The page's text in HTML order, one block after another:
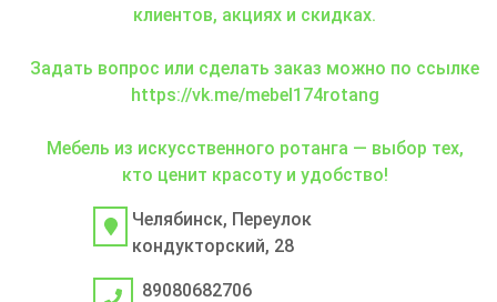
клиентов, акциях и скидках.
Задать вопрос или сделать заказ можно по ссылке
https://vk.me/mebel174rotang
Мебель из искусственного ротанга — выбор тех,
кто ценит красоту и удобство!
Челябинск, Переулок
кондукторский, 28
89080682706